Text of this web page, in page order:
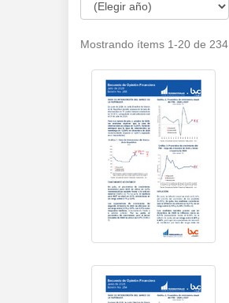
Mostrando ítems 1-20 de 234